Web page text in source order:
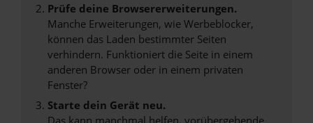
Prüfe deine Browsererweiterungen.
Manche Erweiterungen, wie Werbeblocker,
können das Laden bestimmter Seiten
verhindern. Funktioniert die Seite in einem
anderen Browser oder in einem privaten
Fenster?
Starte dein Gerät neu.
Das kann manchmal helfen, vorübergehende